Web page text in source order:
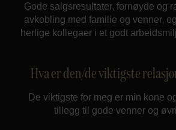
Gode salgsresultater, fornøyde og
avkobling med familie og venner,
herlige kollegaer i et godt
Hva er den/de viktigste
De viktigste for meg er min kone
tillegg til gode venner og